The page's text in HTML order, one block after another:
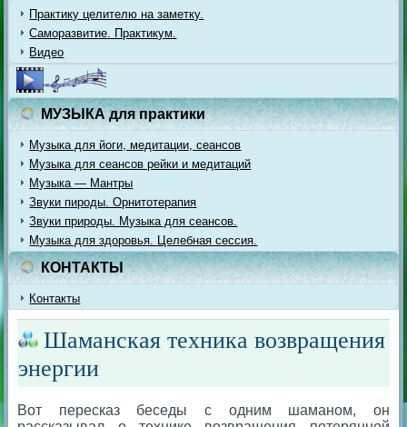
Практику целителю на заметку.
Саморазвитие. Практикум.
Видео
МУЗЫКА для практики
Музыка для йоги, медитации, сеансов
Музыка для сеансов рейки и медитаций
Музыка — Мантры
Звуки пироды. Орнитотерапия
Звуки природы. Музыка для сеансов.
Музыка для здоровья. Целебная сессия.
КОНТАКТЫ
Контакты
Шаманская техника возвращения
энергии
Вот пересказ беседы с одним шаманом, он